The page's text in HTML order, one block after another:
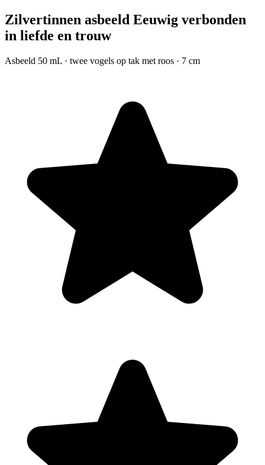
Zilvertinnen asbeeld Eeuwig verbonden
in liefde en trouw
Asbeeld 50 mL · twee vogels op tak met roos · 7 cm